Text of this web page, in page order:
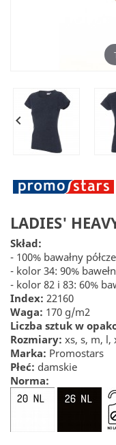

LADIES'
Skład:
- 100% bawałny
- kolor 34: 90%
- kolor 82 i 83: 60%
Index: 22160
Waga: 170 g/m2
Liczba sztuk w
Rozmiary: xs, s, m, l,
Marka: Promostars
Płeć: damskie
Norma: